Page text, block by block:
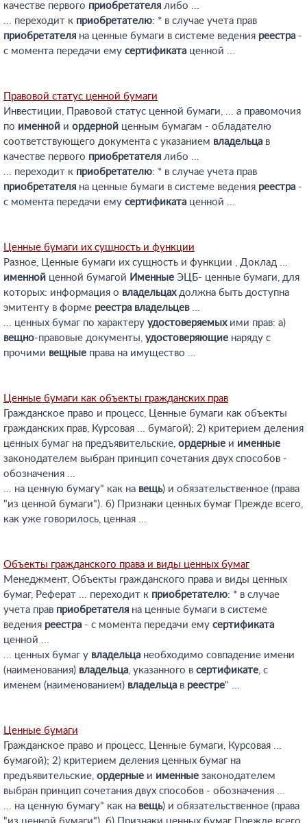
качестве первого приобретателя либо ...
... переходит к приобретателю: * в случае учета прав
приобретателя на ценные бумаги в системе ведения реестра -
с момента передачи ему сертификата ценной ...
Правовой статус ценной бумаги
Инвестиции, Правовой статус ценной бумаги, ... а правомочия
по именной и ордерной ценным бумагам - обладателю
соответствующего документа с указанием владельца в
качестве первого приобретателя либо ...
... переходит к приобретателю: * в случае учета прав
приобретателя на ценные бумаги в системе ведения реестра -
с момента передачи ему сертификата ценной ...
Ценные бумаги их сущность и функции
Разное, Ценные бумаги их сущность и функции , Доклад ...
именной ценной бумагой Именные ЭЦБ- ценные бумаги, для
которых: информация о владельцахдолжна быть доступна
эмитенту в форме реестра владельцев...
... ценных бумаг по характеру удостоверяемыхими прав: а)
вещно-правовые документы, удостоверяющие наряду с
прочими вещные права на имущество ...
Ценные бумаги как объекты гражданских прав
Гражданское право и процесс, Ценные бумаги как объекты
гражданских прав, Курсовая ... бумагой); 2) критерием деления
ценных бумаг на предъявительские, ордерные и именные
законодателем выбран принцип сочетания двух способов -
обозначения ...
... на ценную бумагу" как на вещь) и обязательственное (права
"из ценной бумаги"). б) Признаки ценных бумаг Прежде всего,
как уже говорилось, ценная ...
Объекты гражданского права и виды ценных бумаг
Менеджмент, Объекты гражданского права и виды ценных
бумаг, Реферат ... переходит к приобретателю: * в случае
учета прав приобретателя на ценные бумаги в системе
ведения реестра - с момента передачи ему сертификата
ценной ...
... ценных бумаг у владельца необходимо совпадение имени
(наименования) владельца, указанного в сертификате, с
именем (наименованием) владельца в реестре" ...
Ценные бумаги
Гражданское право и процесс, Ценные бумаги, Курсовая ...
бумагой); 2) критерием деления ценных бумаг на
предъявительские, ордерные и именные законодателем
выбран принцип сочетания двух способов - обозначения ...
... на ценную бумагу" как на вещь) и обязательственное (права